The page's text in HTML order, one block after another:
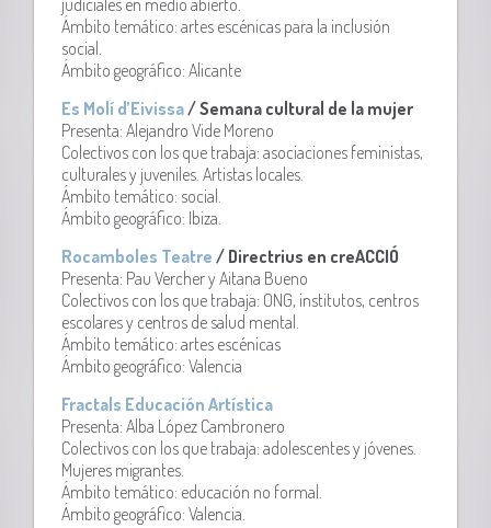
Ámbito temático: artes escénicas para la inclusión
social.
Ámbito geográfico: Alicante
Es Molí d’Eivissa/ Semana cultural de la mujer
Presenta: Alejandro Vide Moreno
Colectivos con los que trabaja: asociaciones feministas,
culturales y juveniles. Artistas locales.
Ámbito temático: social.
Ámbito geográfico: Ibiza.
Rocamboles Teatre / Directrius en creACCIÓ
Presenta: Pau Vercher y Aitana Bueno
Colectivos con los que trabaja: ONG, institutos, centros
escolares y centros de salud mental.
Ámbito temático: artes escénicas
Ámbito geográfico: Valencia
Fractals Educación Artística
Presenta: Alba López Cambronero
Colectivos con los que trabaja: adolescentes y jóvenes.
Mujeres migrantes.
Ámbito temático: educación no formal.
Ámbito geográfico: Valencia.